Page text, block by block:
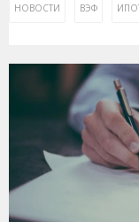
НОВОСТИ ВЭФ